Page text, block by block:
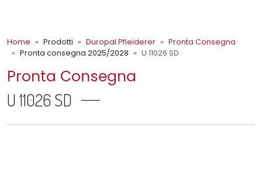
Home Prodotti Duropal Pfleiderer
Pronta Consegna
Pronta consegna 2025/2028
U 11026 SD
Pronta Consegna
U 11026 SD